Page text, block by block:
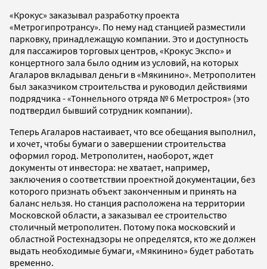
«Крокус» заказывал разработку проекта
«Метрогипротрансу». По нему над станцией разместили
парковку, принадлежащую компании. Это и доступность
для пассажиров торговых центров, «Крокус Экспо» и
концертного зала было одним из условий, на которых
Агаларов вкладывал деньги в «Мякинино». Метрополитен
был заказчиком строительства и руководил действиями
подрядчика - «Тоннельного отряда № 6 Метростроя» (это
подтвердил бывший сотрудник компании).
Теперь Агаларов настаивает, что все обещания выполнил,
и хочет, чтобы бумаги о завершении строительства
оформил город. Метрополитен, наоборот, ждет
документы от инвестора: не хватает, например,
заключения о соответствии проектной документации, без
которого признать объект законченным и принять на
баланс нельзя. Но станция расположена на территории
Московской области, а заказывал ее строительство
столичный метрополитен. Потому пока московский и
областной Ростехнадзоры не определятся, кто же должен
выдать необходимые бумаги, «Мякинино» будет работать
временно.